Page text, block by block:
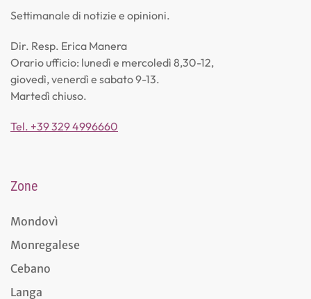
Settimanale di notizie e opinioni.
Dir. Resp. Erica Manera
Orario ufficio: lunedì e mercoledì 8,30-12,
giovedì, venerdì e sabato 9-13.
Martedì chiuso.
Tel. +39 329 4996660
Zone
Mondovì
Monregalese
Cebano
Langa